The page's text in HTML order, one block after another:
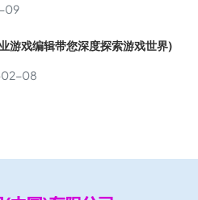
09
游戏编辑带您深度探索游戏世界)
08